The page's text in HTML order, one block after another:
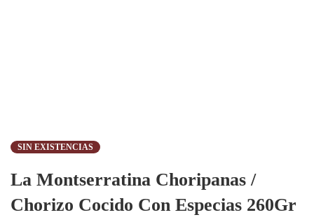
SIN EXISTENCIAS
La Montserratina Choripanas /
Chorizo Cocido Con Especias 260Gr